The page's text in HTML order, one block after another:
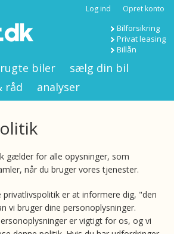
Log ind Opret konto
Bilforsikring
Privat leasing
Billån
biler
sælg din bil
råd analyser
gælder for alle opysninger, som
når du bruger vores tjenester.
privatlivspolitik er at informere dig, "den
vi bruger dine personoplysninger.
er vigtigt for os, og vi